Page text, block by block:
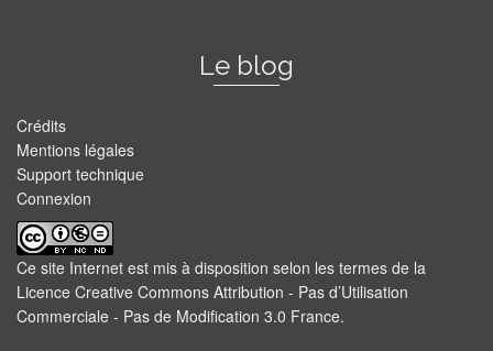
Le blog
Crédits
Mentions légales
Support technique
Connexion
Ce site Internet est mis à disposition selon les termes de la
Licence Creative Commons Attribution - Pas d’Utilisation
Commerciale - Pas de Modification 3.0 France.